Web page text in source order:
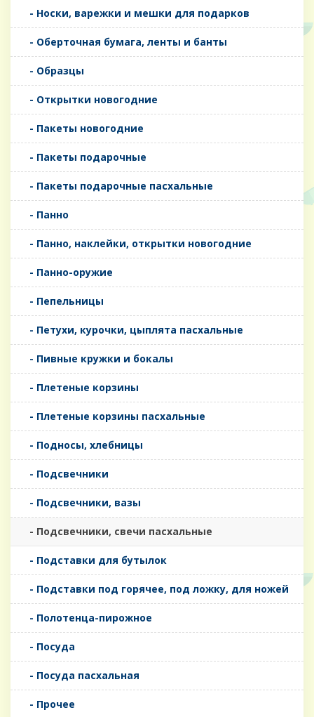
- Носки, варежки и мешки для подарков
- Оберточная бумага, ленты и банты
- Образцы
- Открытки новогодние
- Пакеты новогодние
- Пакеты подарочные
- Пакеты подарочные пасхальные
- Панно
- Панно, наклейки, открытки новогодние
- Панно-оружие
- Пепельницы
- Петухи, курочки, цыплята пасхальные
- Пивные кружки и бокалы
- Плетеные корзины
- Плетеные корзины пасхальные
- Подносы, хлебницы
- Подсвечники
- Подсвечники, вазы
- Подсвечники, свечи пасхальные
- Подставки для бутылок
- Подставки под горячее, под ложку, для ножей
- Полотенца-пирожное
- Посуда
- Посуда пасхальная
- Прочее